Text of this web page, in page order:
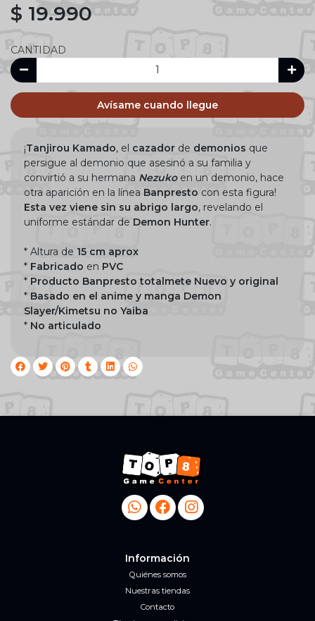
$ 19.990
CANTIDAD
Avísame cuando llegue
¡Tanjirou Kamado, el cazador de demonios que
persigue al demonio que asesinó a su familia y
convirtió a su hermana Nezukoen un demonio, hace
otra aparición en la línea Banpresto con esta figura!
Esta vez viene sin su abrigo largo, revelando el
uniforme estándar de Demon Hunter.
* Altura de 15 cm aprox
* Fabricado en PVC
* Producto Banpresto totalmete Nuevo y original
* Basado en el anime y manga Demon
Slayer/Kimetsu no Yaiba
* No articulado
Información
Quiénes somos
Nuestras tiendas
Contacto